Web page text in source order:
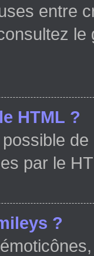
entre
HTML ?
possible
par le
?